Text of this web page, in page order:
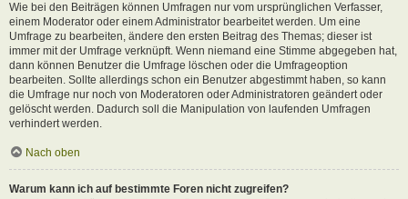
Wie bei den Beiträgen können Umfragen nur vom ursprünglichen Verfasser,
einem Moderator oder einem Administrator bearbeitet werden. Um eine
Umfrage zu bearbeiten, ändere den ersten Beitrag des Themas; dieser ist
immer mit der Umfrage verknüpft. Wenn niemand eine Stimme abgegeben hat,
dann können Benutzer die Umfrage löschen oder die Umfrageoption
bearbeiten. Sollte allerdings schon ein Benutzer abgestimmt haben, so kann
die Umfrage nur noch von Moderatoren oder Administratoren geändert oder
gelöscht werden. Dadurch soll die Manipulation von laufenden Umfragen
verhindert werden.
Nach oben
Warum kann ich auf bestimmte Foren nicht zugreifen?